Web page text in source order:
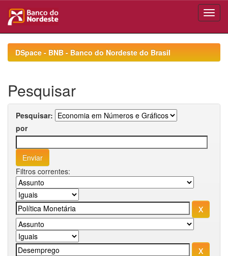
navigationDSpace - BNB - Banco do Nordeste do Brasil
Pesquisar
Pesquisar:
por
Filtros correntes: